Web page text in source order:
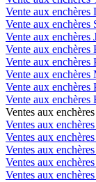
Vente aux enchères
Vente aux enchères
Vente aux enchères
Vente aux enchères
Vente aux
Vente aux enchères
Vente aux enchères
Vente aux enchères
Ventes aux
Ventes aux
Ventes aux
Ventes aux
Ventes aux
Ventes aux